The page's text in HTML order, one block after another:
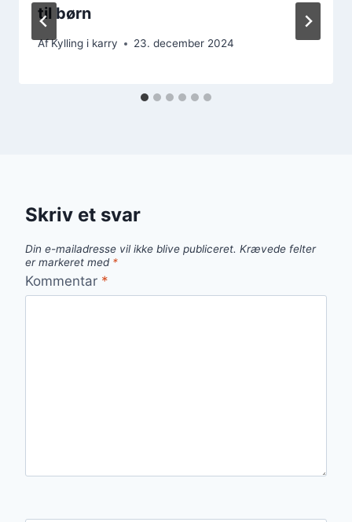
til børn
AfKylling i karry 23. december 2024
Skriv et svar
Din e-mailadresse vil ikke blive publiceret. Krævede felter
er markeret med *
Kommentar *